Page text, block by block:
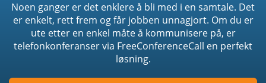
Noen ganger er det enklere å bli med i en samtale. Det
er enkelt, rett frem og får jobben unnagjort. Om du er
ute etter en enkel måte å kommunisere på, er
telefonkonferanser via FreeConferenceCall en perfekt
løsning.